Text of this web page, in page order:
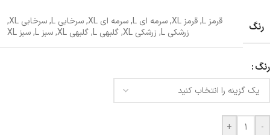
رنگ قرمز L ,قرمز XL ,سرمه ای L ,سرمه ای XL ,سرخابی L ,سرخابی XL
,
زرشکی L
, زرشکی XL ,گلبهی L ,گلبهی XL ,سبز L ,سبز XL
رنگ
-
+